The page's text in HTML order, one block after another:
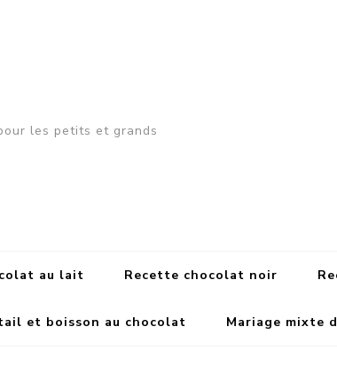
les petits et grands
au lait Recette chocolat noir
et boisson au chocolat Mariage mixte